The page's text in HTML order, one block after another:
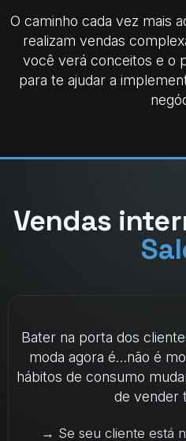
O caminho cada vez mais
realizam vendas
você verá conceitos e o
para te ajudar a
Vendas
Bater na porta dos
moda agora é…não é
hábitos de consumo
de vender
→ Se seu cliente está